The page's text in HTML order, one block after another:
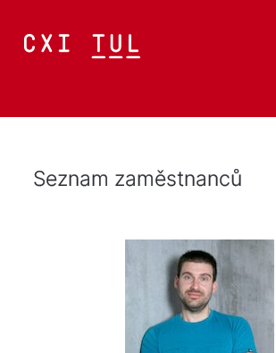
Seznam zaměstnanců